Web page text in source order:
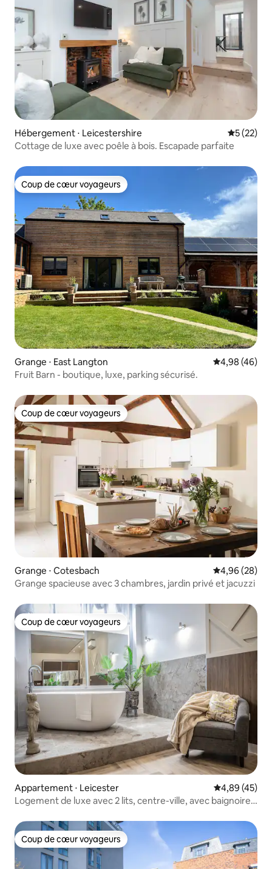
Hébergement ⋅ Leicestershire
5 (22)
Cottage de luxe avec poêle à bois. Escapade parfaite
Coup de cœur voyageurs
Coup de cœur voyageurs
Grange ⋅ East Langton Évaluation
4,98 (46)
Fruit Barn - boutique, luxe, parking sécurisé.
Coup de cœur voyageurs
Coup de cœur voyageurs
Grange ⋅ Cotesbach Évaluation
4,96 (28)
Grange spacieuse avec 3 chambres, jardin privé et jacuzzi
Coup de cœur voyageurs
Coup de cœur voyageurs
Appartement ⋅ Leicester Évaluation
4,89 (45)
Logement de luxe avec 2 lits, centre-ville, avec baignoire
Coup de cœur voyageurs
Coup de cœur voyageurs